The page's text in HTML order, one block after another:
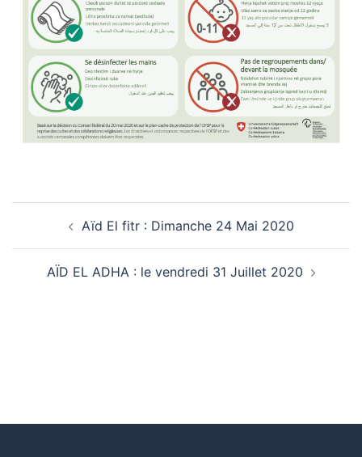
d’articleAïd El fitr : Dimanche 24 Mai 2020
AÏD EL ADHA : le vendredi 31 Juillet 2020